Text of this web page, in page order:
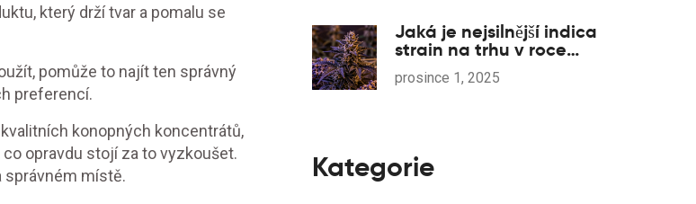
který drží tvar a pomalu se
pomůže to najít ten správný
preferencí.
konopných koncentrátů,
opravdu stojí za to vyzkoušet.
správném místě.
Jaká je nejsilnější indica
strain na trhu v roce
2025?
prosince 1, 2025
Kategorie